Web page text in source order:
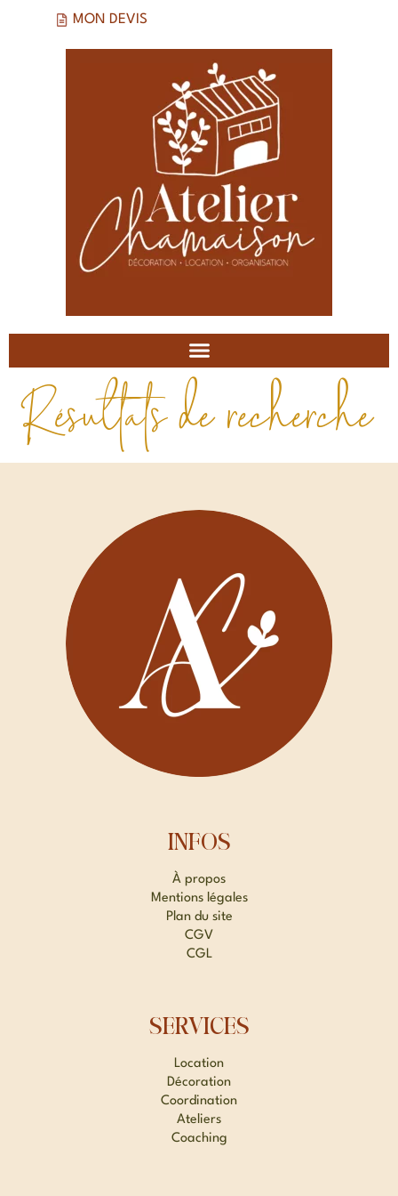
MON DEVIS
Résultats de recherche
INFOS
À propos
Mentions légales
Plan du site
CGV
CGL
SERVICES
Location
Décoration
Coordination
Ateliers
Coaching